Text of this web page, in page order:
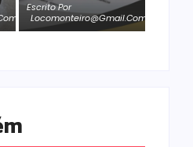
Escrito Por
Locomonteiro@gmail.com